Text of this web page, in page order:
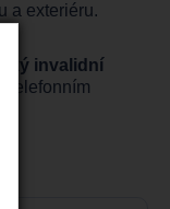
a exteriéru.
invalidní
telefonním